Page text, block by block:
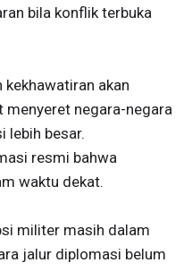
bila konflik terbuka
akan
menyeret negara-negara
lebih besar.
resmi bahwa
waktu dekat.
militer masih dalam
jalur diplomasi belum